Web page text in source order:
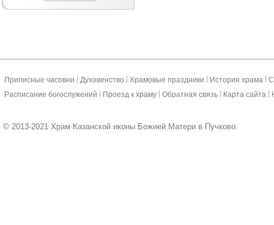
Приписные часовни Духовенство Храмовые праздники История храма
Расписание богослужений
Проезд к храму Обратная связь Карта сайта
© 2013-2021 Храм Казанской иконы Божией Матери в Пучково.